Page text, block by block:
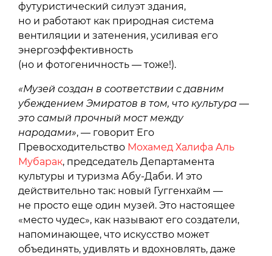
футуристический силуэт здания,
но и работают как природная система
вентиляции и затенения, усиливая его
энергоэффективность
(но и фотогеничность — тоже!).
«Музей создан в соответствии с давним
убеждением Эмиратов в том, что культура —
это самый прочный мост между
народами», — говорит Его
Превосходительство Мохамед Халифа Аль
Мубарак, председатель Департамента
культуры и туризма Абу-Даби. И это
действительно так: новый Гуггенхайм —
не просто еще один музей. Это настоящее
«место чудес», как называют его создатели,
напоминающее, что искусство может
объединять, удивлять и вдохновлять, даже